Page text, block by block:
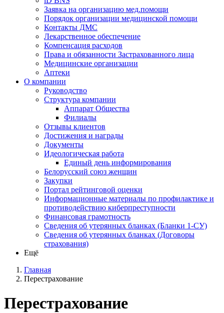
Заявка на организацию мед.помощи
Порядок организации медицинской помощи
Контакты ДМС
Лекарственное обеспечение
Компенсация расходов
Права и обязанности Застрахованного лица
Медицинские организации
Аптеки
О компании
Руководство
Структура компании
Аппарат Общества
Филиалы
Отзывы клиентов
Достижения и награды
Документы
Идеологическая работа
Единый день информирования
Белорусский союз женщин
Закупки
Портал рейтинговой оценки
Информационные материалы по профилактике и
противодействию киберпреступности
Финансовая грамотность
Сведения об утерянных бланках (Бланки 1-СУ)
Сведения об утерянных бланках (Договоры
страхования)
Ещё
Главная
Перестрахование
Перестрахование